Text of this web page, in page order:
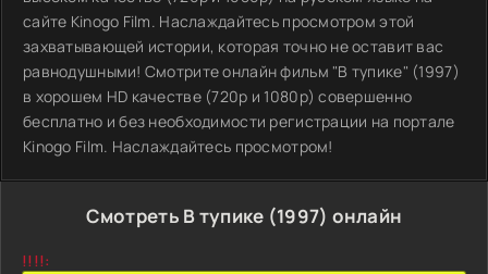
сайте Kinogo Film. Наслаждайтесь просмотром этой
захватывающей истории, которая точно не оставит вас
равнодушными! Смотрите онлайн фильм "В тупике" (1997)
в хорошем HD качестве (720p и 1080p) совершенно
бесплатно и без необходимости регистрации на портале
Kinogo Film. Наслаждайтесь просмотром!
Смотреть В тупике (1997) онлайн
!!!!: